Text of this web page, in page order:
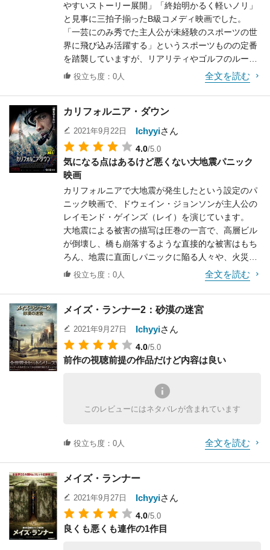
やすいストーリー展開」「終始明かるく軽いノリ」
と見事に三拍子揃ったB級コメディ映画でした。
「一芸にのみ秀でた主人公が未経験のスポーツの世
界に飛び込み活躍する」というスポーツものの定番
を踏襲していますが、リアリティやゴルフのルール
等は彼方へ放り投げてしまったようで、ツッコミど
ころ満載なシーンが終始目白押しです。
そして、これはゲラゲラ笑ってツッコミながら観る
のにぴったりな内容でもあります。
登場人物も分かりやすく、粗雑でお調子者だけど祖
母を大事にし、何だかんだで優しい主人公のギル、
ゴルファーとして一応の実力はあるものの、小物感
が全開なライバルのマクギャビンはこの映画でも特
に魅力的な人物です。
ストーリー展開も困難や問題は起こるものの、ギル
の性格や努力もあって雰囲気は最後まで明るく、終
わり方もハッピーエンドなので安心して観られま
す。
心に響くメッセージや問題提起、重厚な展開や複雑
な伏線等の要素は一切ない映画ですが、その分、ジ
ュースやお菓子を片手に気軽に笑って楽しめる良質
役立ち度：0人 全文を読む
カリフォルニア・ダウン
2021年9月22日 Ichyyiさん
4.0/5.0
気になる点はあるけど悪くない大地震パニック
映画
カリフォルニアで大地震が発生したという設定のパ
ニック映画で、ドウェイン・ジョンソンが主人公の
レイモンド・ゲインズ（レイ）を演じています。
大地震による被害の描写は圧巻の一言で、高層ビル
が倒壊し、橋も崩落するような直接的な被害はもち
ろん、地震に直面しパニックに陥る人々や、火災や
ショッピングモールでの略奪といった間接的な被害
更に、津波（英語でも「Tsunami」です）による水
害もストーリー上で大きく描写され、都市全体が水
没してしまう様子は恐ろしいの一言です。
そして、こうした状況の中で、主人公のレイ一家が
離れ離れになりながらも生き抜こうとする姿は胸を
打ちますし、レイが自動車やヘリコプター、セスナ
子は非常に頼もしいです。
ロサンゼルスからサンフランシスコまでの移動等、
ますが、終わり方も暗くなり過ぎず悪くない作品で
役立ち度：0人 全文を読む
メイズ・ランナー2：砂漠の迷宮
2021年9月27日 Ichyyiさん
4.0/5.0
前作の視聴前提の作品だけど内容は良い
このレビューにはネタバレが含まれています
役立ち度：0人 全文を読む
メイズ・ランナー
2021年9月27日 Ichyyiさん
4.0/5.0
良くも悪くも連作の1作目